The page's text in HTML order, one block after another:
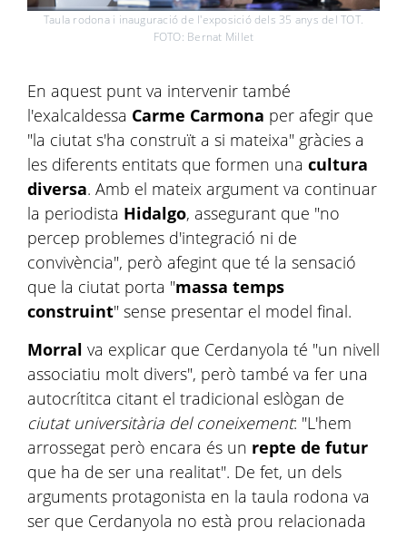
Taula rodona i inauguració de l'exposició dels 35 anys del TOT.
FOTO: Bernat Millet
En aquest punt va intervenir també
l'exalcaldessa Carme Carmona per afegir que
"la ciutat s'ha construït a si mateixa" gràcies a
les diferents entitats que formen una cultura
diversa. Amb el mateix argument va continuar
la periodista Hidalgo, assegurant que "no
percep problemes d'integració ni de
convivència", però afegint que té la sensació
que la ciutat porta "massa temps
construint" sense presentar el model final.
Morral va explicar que Cerdanyola té "un nivell
associatiu molt divers", però també va fer una
autocrítitca citant el tradicional eslògan de
ciutat universitària del coneixement: "L'hem
arrossegat però encara és un repte de futur
que ha de ser una realitat". De fet, un dels
arguments protagonista en la taula rodona va
ser que Cerdanyola no està prou relacionada